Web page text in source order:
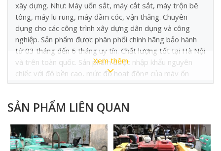
xây dựng. Như: Máy uốn sắt, máy cắt sắt, máy trộn bê
tông, máy lu rung, máy đầm cóc, vận thăng. Chuyên
dụng cho các công trình xây dựng dân dụng và công
nghiệp. Sản phẩm được phân phối chính hãng bảo hành
từ 03 tháng đến 6 tháng uy tín. Chất lượng tốt tại Hà Nội
và trên toàn quốc. Sản phẩm được nhập khẩu nguyên
chiếc với độ bền cao, mức độ hoạt động của máy ổn
định. Trên thị trường hiện nay có đa dạng các chủng loại,
kĩ thuật. Một số dòng máy xây dựng tiêu biểu được
Máy trộn bê tông, máy lu rung, máy đầm cóc, vận thăng.
Xem thêm
SẢN PHẨM LIÊN QUAN